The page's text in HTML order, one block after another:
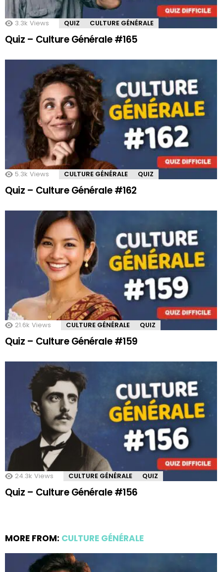
3.3k Views QUIZ CULTURE GÉNÉRALE
Quiz – Culture Générale #165
5.3k Views CULTURE GÉNÉRALE QUIZ
Quiz – Culture Générale #162
21.6k Views CULTURE GÉNÉRALE QUIZ
Quiz – Culture Générale #159
24.3k Views CULTURE GÉNÉRALE QUIZ
Quiz – Culture Générale #156
MORE FROM: CULTURE GÉNÉRALE